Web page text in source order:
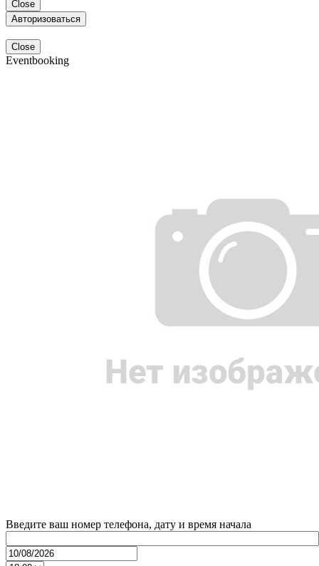
Close
Авторизоваться
Close
Eventbooking
Введите ваш номер телефона, дату и время начала